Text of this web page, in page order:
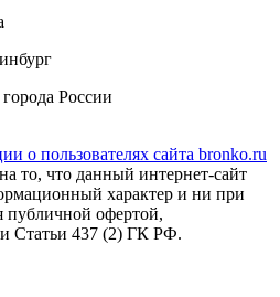
России
о пользователях сайта bronko.ru
то, что данный интернет-сайт
характер и ни при
публичной офертой,
Статьи 437 (2) ГК РФ.